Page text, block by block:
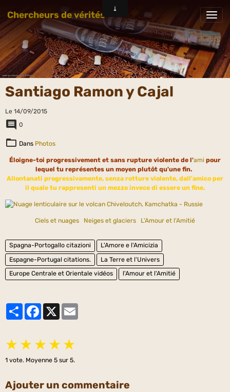
Chercheurs de vérités
Santiago Ramon y Cajal
Le 14/09/2015
0
Dans Photos
Éloigne-toi progressivement et sans rupture violente de l'ami pour
lequel tu représentes un moyen plutôt qu'une fin.
Allontanati progressivamente, senza rotture violente, dall'amico per
il quale tu rappresenti un mezzo invece di essere un fine.
Ciels et nuages Neiges et glaciers L'Amour et l'Amitié
Spagna-Portogallo citazioni
L'Amore e l'Amicizia
Espagne-Portugal citations.
La Terre et l'Univers
Europe Centrale et Orientale vidéos
l'Amour et l'Amitié
PartagerFacebook
★ ★ ★ ★ ★
1 vote. Moyenne 5 sur 5.
Ajouter un commentaire